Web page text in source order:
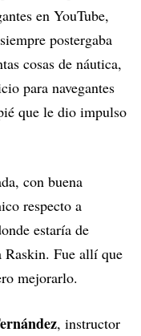
en YouTube,
postergaba
cosas de náutica,
para navegantes
que le dio impulso
con buena
respecto a
estaría de
Raskin. Fue allí que
mejorarlo.
, instructor